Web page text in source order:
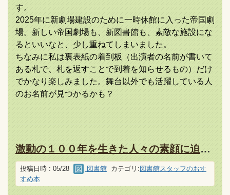
す。
2025年に新劇場建設のために一時休館に入った帝国劇
場。新しい帝国劇場も、新図書館も、素敵な施設にな
るといいなと、少し重ねてしまいました。
ちなみに私は裏表紙の着到板（出演者の名前が書いて
ある札で、札を返すことで到着を知らせるもの）だけ
でかなり楽しみました。舞台以外でも活躍している人
のお名前が見つかるかも？
激動の１００年を生きた人々の素顔に迫る！
投稿日時 : 05/28 図書館 カテゴリ: 図書館スタッフのおす
すめ本